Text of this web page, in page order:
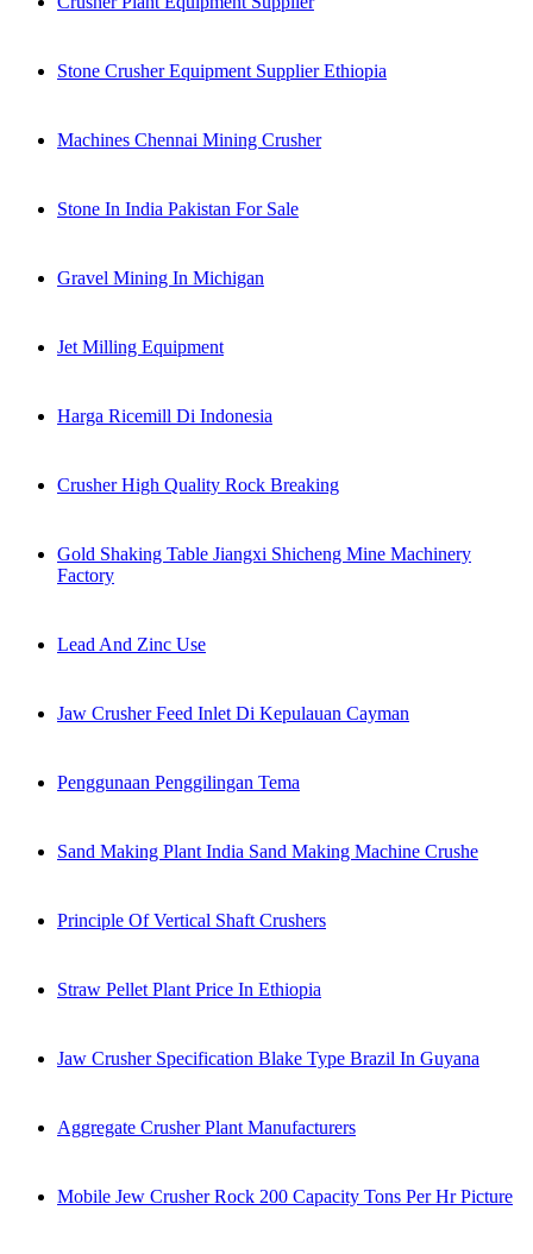
Stone Crusher Equipment Supplier Ethiopia
Machines Chennai Mining Crusher
Stone In India Pakistan For Sale
Gravel Mining In Michigan
Jet Milling Equipment
Harga Ricemill Di Indonesia
Crusher High Quality Rock Breaking
Gold Shaking Table Jiangxi Shicheng Mine Machinery
Factory
Lead And Zinc Use
Jaw Crusher Feed Inlet Di Kepulauan Cayman
Penggunaan Penggilingan Tema
Sand Making Plant India Sand Making Machine Crushe
Principle Of Vertical Shaft Crushers
Straw Pellet Plant Price In Ethiopia
Jaw Crusher Specification Blake Type Brazil In Guyana
Aggregate Crusher Plant Manufacturers
Mobile Jew Crusher Rock 200 Capacity Tons Per Hr Picture